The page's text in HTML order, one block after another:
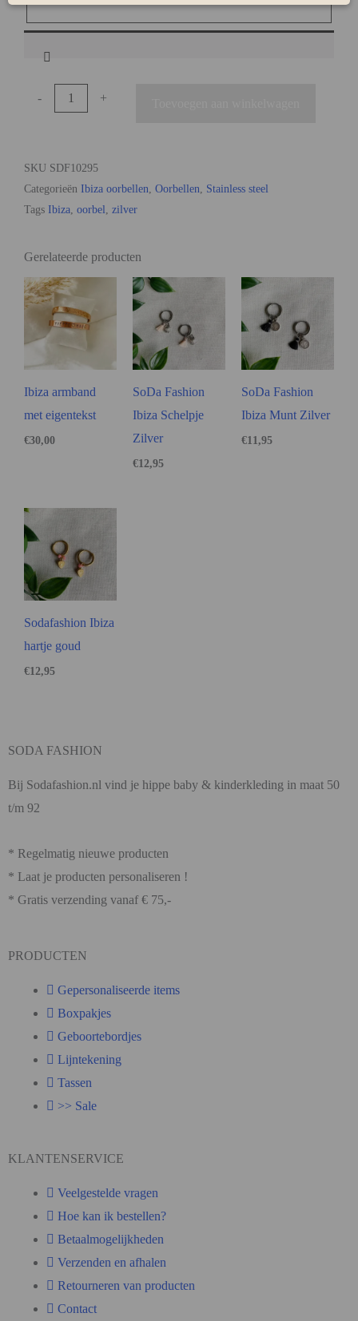
- +
SKU SDF10295
Categorieën Ibiza oorbellen Oorbellen
Stainless steel
Tags Ibiza oorbel zilver
Gerelateerde producten
Ibiza armband
met eigentekst
€30,00
SoDa Fashion
Ibiza Schelpje
Zilver
€12,95
SoDa Fashion
Ibiza Munt Zilver
€11,95
Sodafashion Ibiza
hartje goud
€12,95
SODA FASHION
Bij Sodafashion.nl vind je hippe baby & kinderkleding in maat 50
t/m 92
* Regelmatig nieuwe producten
* Laat je producten personaliseren !
* Gratis verzending vanaf € 75,-
PRODUCTEN
Gepersonaliseerde items
Boxpakjes
Geboortebordjes
Lijntekening
Tassen
>> Sale
KLANTENSERVICE
Veelgestelde vragen
Hoe kan ik bestellen?
Betaalmogelijkheden
Verzenden en afhalen
Retourneren van producten
Contact